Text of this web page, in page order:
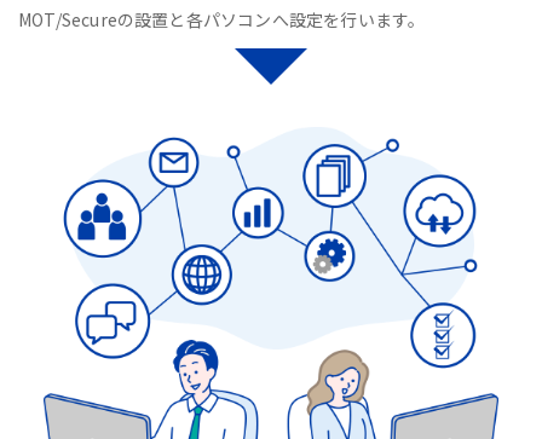
MOT/Secureの設置と各パソコンへ設定を行います。